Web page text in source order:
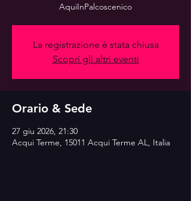
AquiInPalcoscenico
La registrazione è stata chiusa
Scopri gli altri eventi
Orario & Sede
27 giu 2026, 21:30
Acqui Terme, 15011 Acqui Terme AL, Italia